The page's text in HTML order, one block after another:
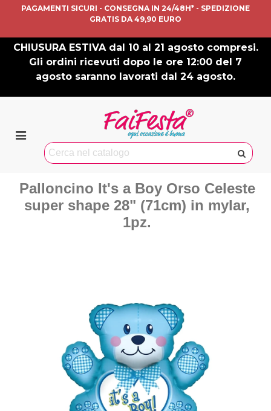
PAGAMENTI SICURI - CONSEGNA IN 24/48H* - SPEDIZIONE
GRATIS DA 49,90 EURO
CHIUSURA ESTIVA dal 10 al 21 agosto compresi.
Gli ordini ricevuti dopo le ore 12:00 del 7
agosto saranno lavorati dal 24 agosto.
Palloncino It's a Boy Orso Celeste
super shape 28" (71cm) in mylar,
1pz.